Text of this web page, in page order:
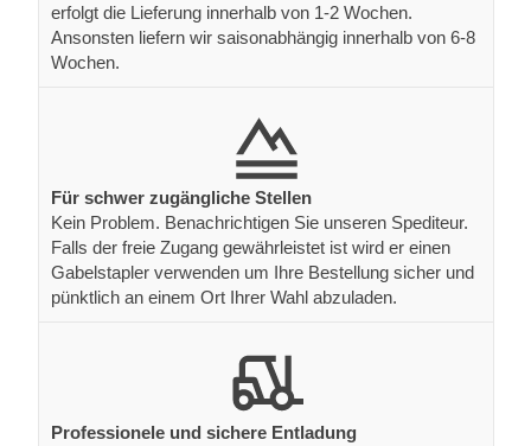
erfolgt die Lieferung innerhalb von 1-2 Wochen.
Ansonsten liefern wir saisonabhängig innerhalb von 6-8
Wochen.
Für schwer zugängliche Stellen
Kein Problem. Benachrichtigen Sie unseren Spediteur.
Falls der freie Zugang gewährleistet ist wird er einen
Gabelstapler verwenden um Ihre Bestellung sicher und
pünktlich an einem Ort Ihrer Wahl abzuladen.
Professionele und sichere Entladung